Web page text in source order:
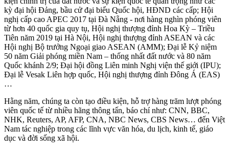
kỳ đại hội Đảng, bầu cử đại biểu Quốc hội, HĐND các cấp; Hội
nghị cấp cao APEC 2017 tại Đà Nẵng - nơi hàng nghìn phóng viên
từ hơn 40 quốc gia quy tụ, Hội nghị thượng đỉnh Hoa Kỳ – Triều
Tiên năm 2019 tại Hà Nội, Hội nghị thượng đỉnh ASEAN và các
Hội nghị Bộ trưởng Ngoại giao ASEAN (AMM); Đại lễ Kỷ niệm
50 năm Giải phóng miền Nam – thống nhất đất nước và 80 năm
Quốc khánh 2/9; Đại hội đồng Liên minh Nghị viện thế giới (IPU);
Đại lễ Vesak Liên hợp quốc, Hội nghị thượng đỉnh Đông Á (EAS)
…
Hằng năm, chúng ta còn tạo điều kiện, hỗ trợ hàng trăm lượt phóng
viên quốc tế từ nhiều hãng thông tấn, báo chí như: CNN, BBC,
NHK, Reuters, AP, AFP, CNA, NBC News, CBS News… đến Việt
Nam tác nghiệp trong các lĩnh vực văn hóa, du lịch, kinh tế, giáo
dục và đời sống xã hội.